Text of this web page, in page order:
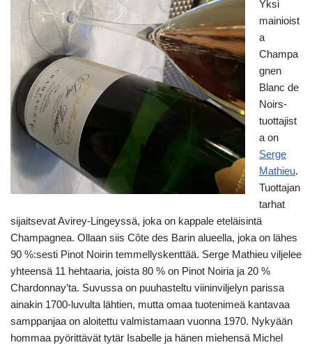
Yksi
mainioist
a
Champa
gnen
Blanc de
Noirs-
tuottajist
a on
Serge
Mathieu.
Tuottajan
tarhat
sijaitsevat Avirey-Lingeyssä, joka on kappale eteläisintä
Champagnea. Ollaan siis Côte des Barin alueella, joka on lähes
90 %:sesti Pinot Noirin temmellyskenttää. Serge Mathieu viljelee
yhteensä 11 hehtaaria, joista 80 % on Pinot Noiria ja 20 %
Chardonnay’ta. Suvussa on puuhasteltu viininviljelyn parissa
ainakin 1700-luvulta lähtien, mutta omaa tuotenimeä kantavaa
samppanjaa on aloitettu valmistamaan vuonna 1970. Nykyään
hommaa pyörittävät tytär Isabelle ja hänen miehensä Michel